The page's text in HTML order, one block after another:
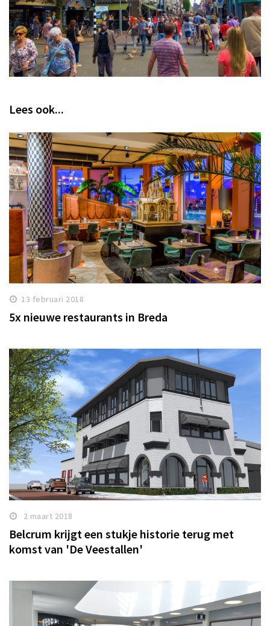
Lees ook...
13 februari 2018
5x nieuwe restaurants in Breda
2 maart 2018
Belcrum krijgt een stukje historie terug met
komst van 'De Veestallen'